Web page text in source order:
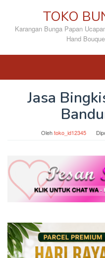
konten
TOKO
Karangan Bunga Papan
Hand
Jasa
Olehtoko_id12345